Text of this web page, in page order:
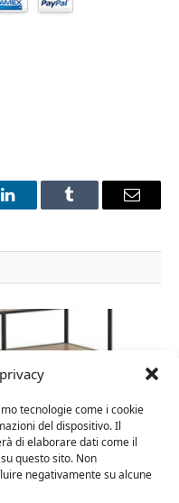
tecnologie come i cookie
del dispositivo. Il
di elaborare dati come il
questo sito. Non
negativamente su alcune
LinkedInTumblr Email